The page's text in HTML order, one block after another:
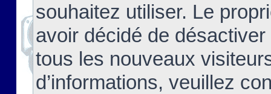
souhaitez utiliser. Le
avoir décidé de
tous les nouveaux
d’informations, veuillez